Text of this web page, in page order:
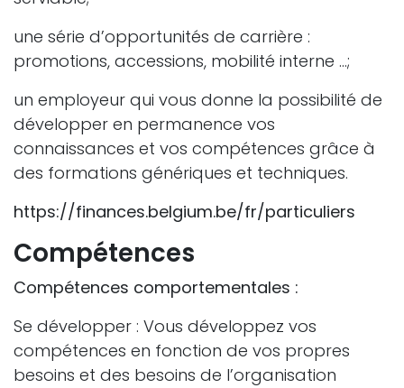
une série d’opportunités de carrière :
promotions, accessions, mobilité interne …;
un employeur qui vous donne la possibilité de
développer en permanence vos
connaissances et vos compétences grâce à
des formations génériques et techniques.
https://finances.belgium.be/fr/particuliers
Compétences
Compétences comportementales :
Se développer : Vous développez vos
compétences en fonction de vos propres
besoins et des besoins de l’organisation